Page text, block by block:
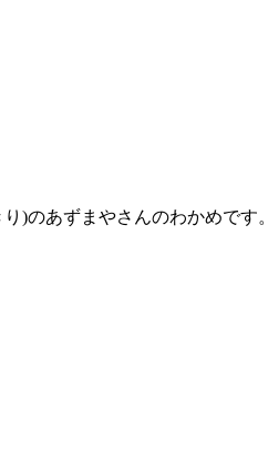
)のあずまやさんのわかめです。